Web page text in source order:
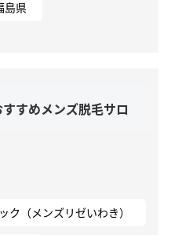
島県
すめメンズ脱毛サロ
ク（メンズリゼいわき）